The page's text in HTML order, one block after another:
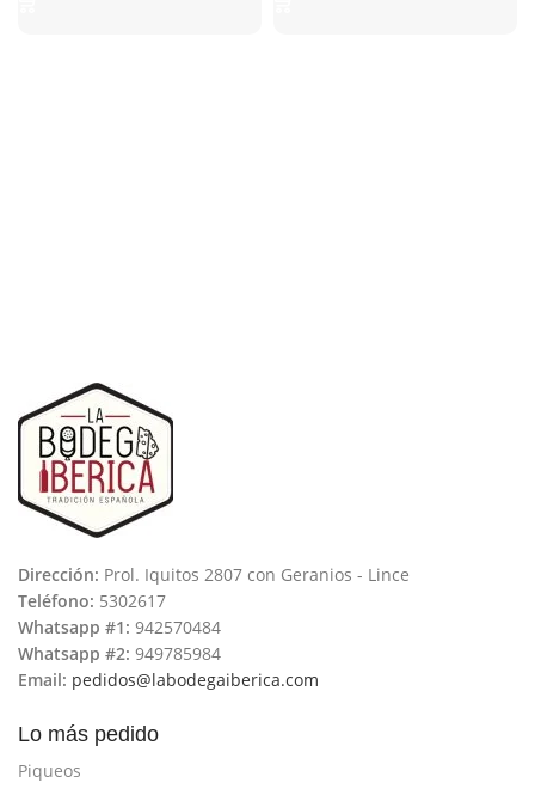
Dirección: Prol. Iquitos 2807 con Geranios - Lince
Teléfono: 5302617
Whatsapp #1: 942570484
Whatsapp #2: 949785984
Email: pedidos@labodegaiberica.com
Lo más pedido
Piqueos